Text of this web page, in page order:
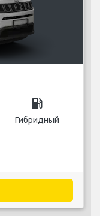
local_gas_station
Гибридный